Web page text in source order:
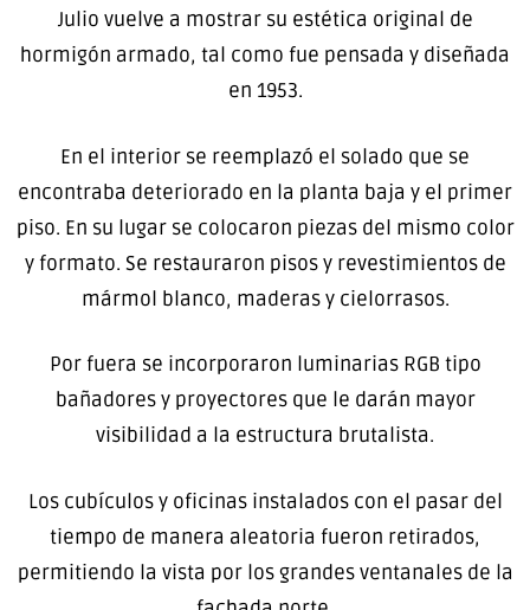
Julio vuelve a mostrar su estética original de
hormigón armado, tal como fue pensada y diseñada
en 1953.
En el interior se reemplazó el solado que se
encontraba deteriorado en la planta baja y el primer
piso. En su lugar se colocaron piezas del mismo color
y formato. Se restauraron pisos y revestimientos de
mármol blanco, maderas y cielorrasos.
Por fuera se incorporaron luminarias RGB tipo
bañadores y proyectores que le darán mayor
visibilidad a la estructura brutalista.
Los cubículos y oficinas instalados con el pasar del
tiempo de manera aleatoria fueron retirados,
permitiendo la vista por los grandes ventanales de la